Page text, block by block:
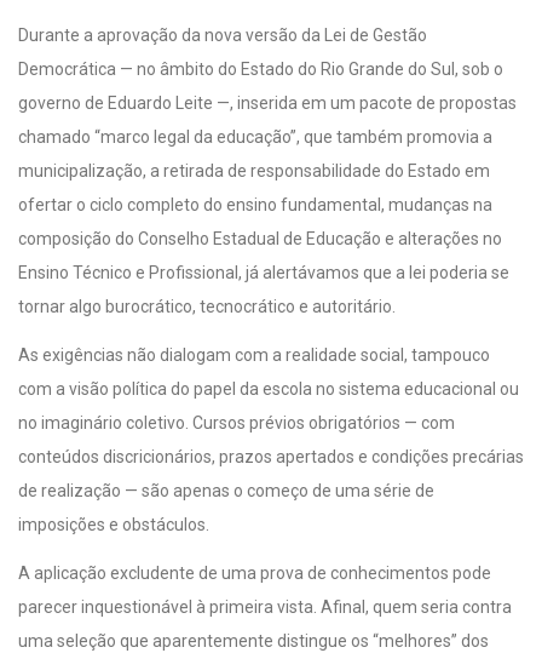
Durante a aprovação da nova versão da Lei de Gestão
Democrática — no âmbito do Estado do Rio Grande do Sul, sob o
governo de Eduardo Leite —, inserida em um pacote de propostas
chamado “marco legal da educação”, que também promovia a
municipalização, a retirada de responsabilidade do Estado em
ofertar o ciclo completo do ensino fundamental, mudanças na
composição do Conselho Estadual de Educação e alterações no
Ensino Técnico e Profissional, já alertávamos que a lei poderia se
tornar algo burocrático, tecnocrático e autoritário.
As exigências não dialogam com a realidade social, tampouco
com a visão política do papel da escola no sistema educacional ou
no imaginário coletivo. Cursos prévios obrigatórios — com
conteúdos discricionários, prazos apertados e condições precárias
de realização — são apenas o começo de uma série de
imposições e obstáculos.
A aplicação excludente de uma prova de conhecimentos pode
parecer inquestionável à primeira vista. Afinal, quem seria contra
uma seleção que aparentemente distingue os “melhores” dos